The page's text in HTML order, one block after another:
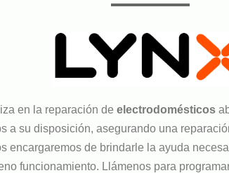
en la reparación de electrodomésticos
a su disposición, asegurando una
encargaremos de brindarle la ayuda
funcionamiento. Llámenos para